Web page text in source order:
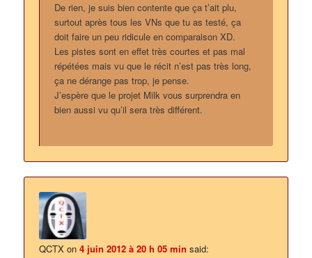
De rien, je suis bien contente que ça t’ait plu,
surtout après tous les VNs que tu as testé, ça
doit faire un peu ridicule en comparaison XD.
Les pistes sont en effet très courtes et pas mal
répétées mais vu que le récit n’est pas très long,
ça ne dérange pas trop, je pense.
J’espère que le projet Milk vous surprendra en
bien aussi vu qu’il sera très différent.
QCTX on4 juin 2012 à 20 h 05 min said: